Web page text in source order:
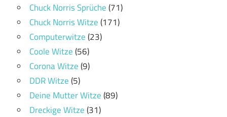
Chuck Norris Sprüche(71)
Chuck Norris Witze(171)
Computerwitze(23)
Coole Witze(56)
Corona Witze(9)
DDR Witze(5)
Deine Mutter Witze(89)
Dreckige Witze(31)